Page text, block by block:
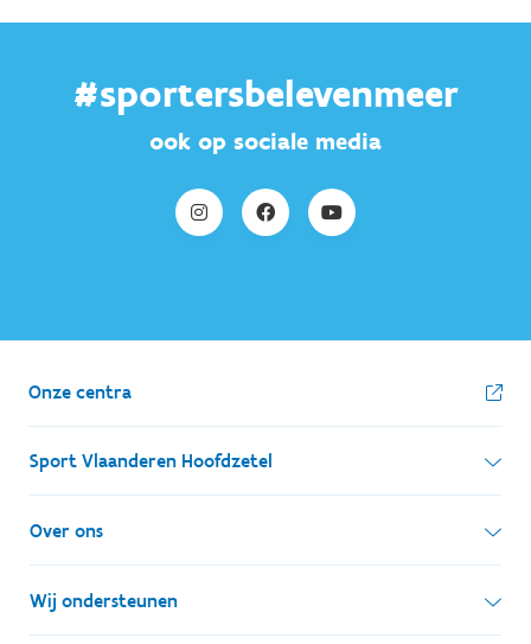
#sportersbelevenmeer
ook op sociale media
Onze centra
Sport Vlaanderen Hoofdzetel
Simon Bolivarlaan 17
1000 Brussel
Ondernemingsnummer: BE 0248.142.826
Over ons
Wie zijn we, wat doen we
Onze centra
Wij ondersteunen